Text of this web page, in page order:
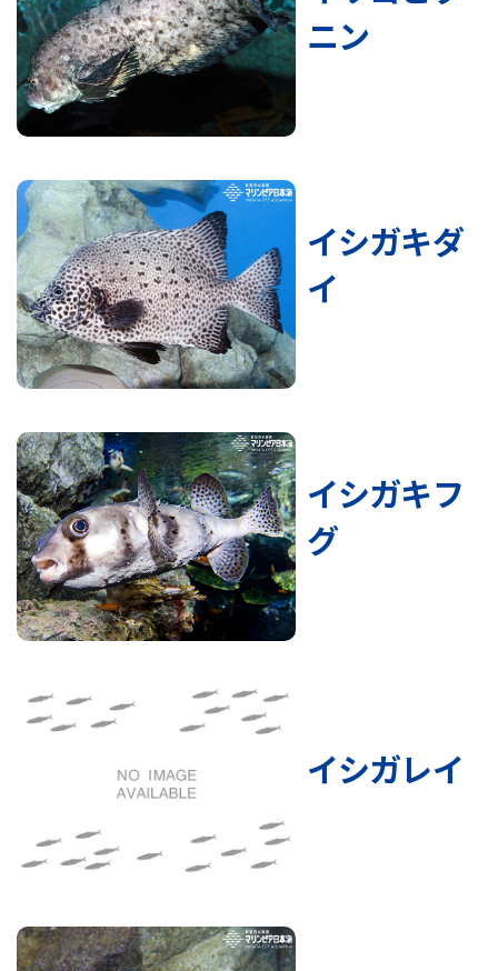
ニン
イシガキダ
イ
イシガキフ
グ
イシガレイ